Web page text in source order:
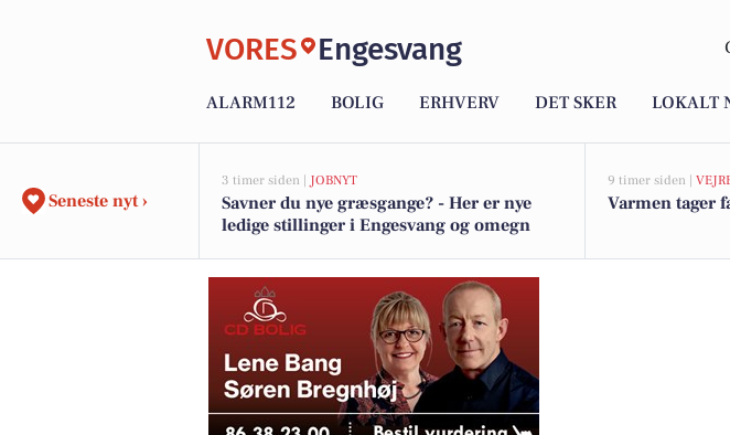
VORES Engesvang
ALARM112 BOLIG ERHVERV DET SKER LOKALT
Seneste nyt ›
3 timer siden | JOBNYT
Savner du nye græsgange? - Her er nye
ledige stillinger i Engesvang og omegn
9 timer siden |
Varmen tager